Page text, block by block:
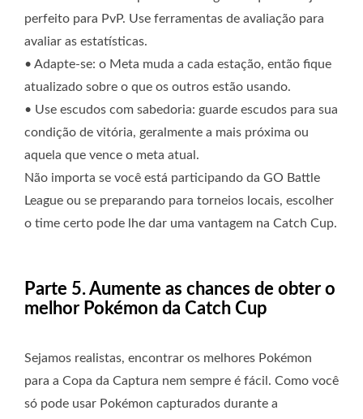
perfeito para PvP. Use ferramentas de avaliação para
avaliar as estatísticas.
• Adapte-se: o Meta muda a cada estação, então fique
atualizado sobre o que os outros estão usando.
• Use escudos com sabedoria: guarde escudos para sua
condição de vitória, geralmente a mais próxima ou
aquela que vence o meta atual.
Não importa se você está participando da GO Battle
League ou se preparando para torneios locais, escolher
o time certo pode lhe dar uma vantagem na Catch Cup.
Parte 5. Aumente as chances de obter o
melhor Pokémon da Catch Cup
Sejamos realistas, encontrar os melhores Pokémon
para a Copa da Captura nem sempre é fácil. Como você
só pode usar Pokémon capturados durante a